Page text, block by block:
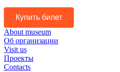
Купить билет
About museum
Об организации
Visit us
Проекты
Contacts